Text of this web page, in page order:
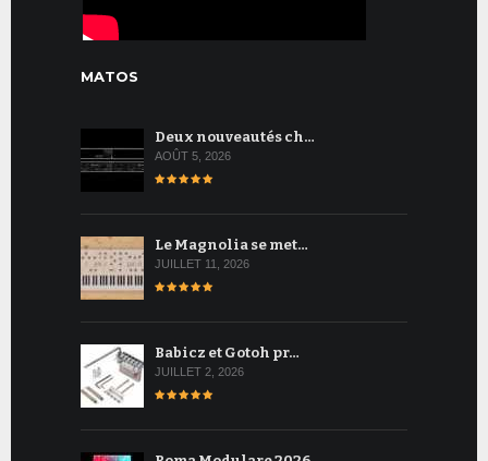
MATOS
Deux nouveautés ch…
AOÛT 5, 2026
Le Magnolia se met…
JUILLET 11, 2026
Babicz et Gotoh pr…
JUILLET 2, 2026